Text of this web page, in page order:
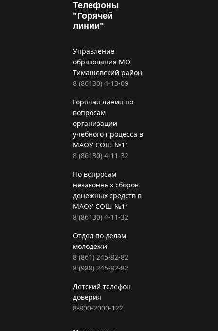
Телефоны
"Горячей
линии"
Управление
образования МО
Тимашевский район
8 (86130) 4-13-09
Горячая линия по
вопросам
организации
учебного процесса в
МАОУ СОШ №11
8 (86130) 4-11-32
По вопросам
незаконных сборов
денежных средств в
МАОУ СОШ №11
8 (86130) 4-11-32
Отдел по делам
молодежи
8 (861) 245-82-82
8 (988) 245-82-82
Детский телефон
доверия
8-800-2000-122